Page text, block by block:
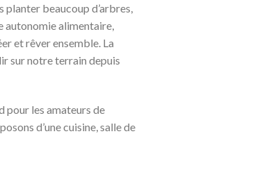
beaucoup d’arbres,
autonomie alimentaire,
et rêver ensemble. La
sur notre terrain depuis
pour les amateurs de
d’une cuisine, salle de